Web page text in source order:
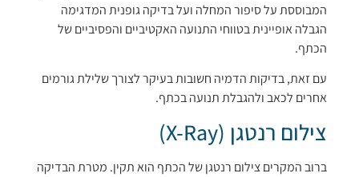
המבוססת על סיפור המחלה ועל בדיקה גופנית המדגימה
הגבלה אופיינית בטווחי התנועה האקטיביים והפסיביים של
הכתף.
עם זאת, בדיקות הדמיה חשובות בעיקר לצורך שלילת גורמים
אחרים לכאב ולהגבלת תנועה בכתף.
צילום רנטגן (X-Ray)
ברוב המקרים צילום רנטגן של הכתף הוא תקין. מטרת הבדיקה